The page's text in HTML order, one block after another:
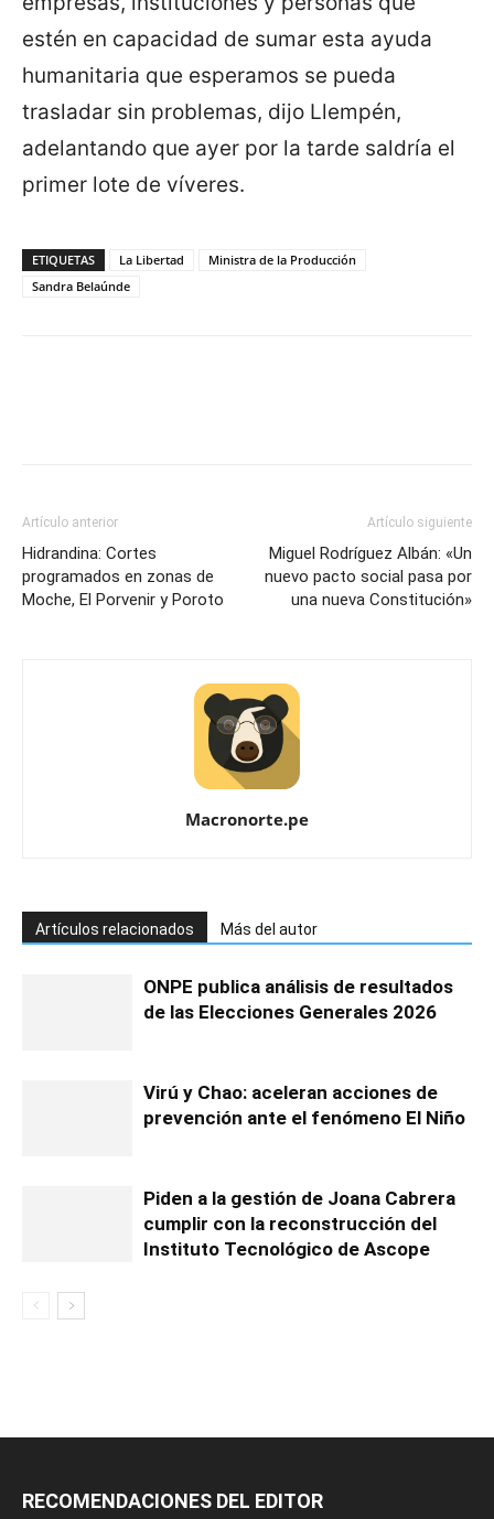
estén en capacidad de sumar esta ayuda
humanitaria que esperamos se pueda
trasladar sin problemas, dijo Llempén,
adelantando que ayer por la tarde saldría el
primer lote de víveres.
ETIQUETAS La Libertad
Ministra de la Producción
Sandra Belaúnde
Artículo anterior
Hidrandina: Cortes
programados en zonas de
Moche, El Porvenir y Poroto
Artículo siguiente
Miguel Rodríguez Albán: «Un
nuevo pacto social pasa por
una nueva Constitución»
Macronorte.pe
Artículos relacionados Más del autor
ONPE publica análisis de resultados
de las Elecciones Generales 2026
Virú y Chao: aceleran acciones de
prevención ante el fenómeno El Niño
Piden a la gestión de Joana Cabrera
cumplir con la reconstrucción del
Instituto Tecnológico de Ascope
RECOMENDACIONES DEL EDITOR